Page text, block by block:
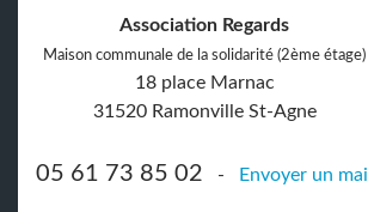
Association Regards
Maison communale de la solidarité (2ème étage)
18 place Marnac
31520 Ramonville St-Agne
05 61 73 85 02 - Envoyer un mail